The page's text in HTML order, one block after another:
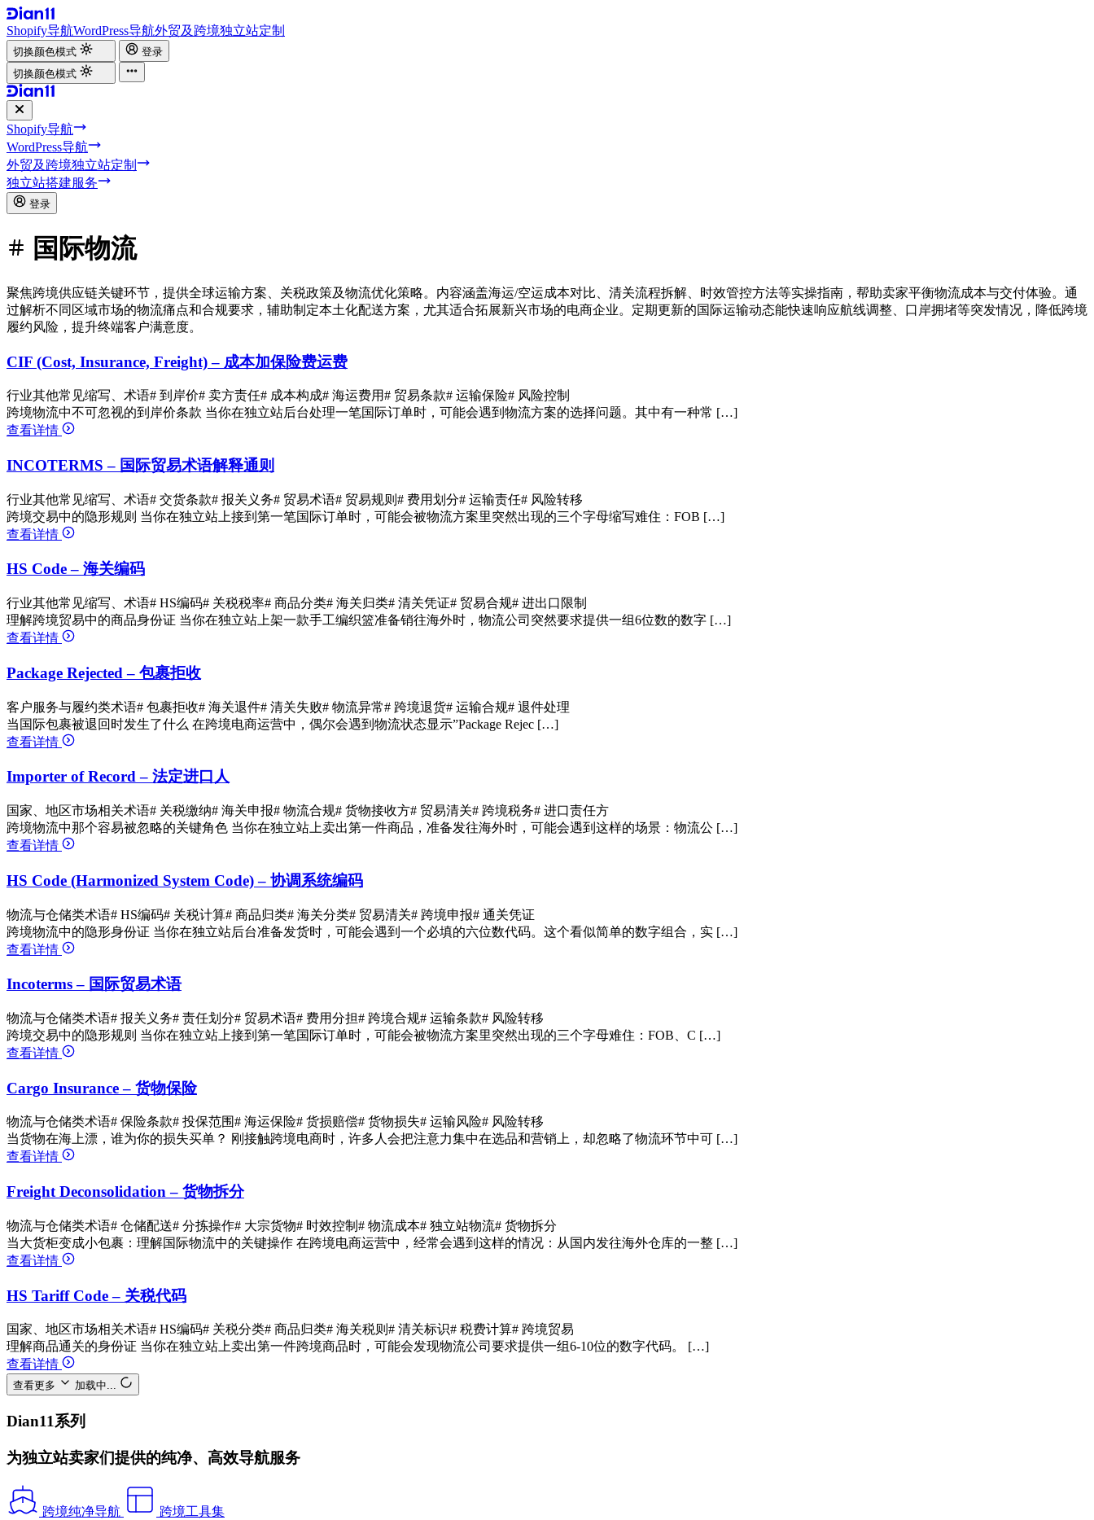
Shopify导航WordPress导航外贸及跨境独立站定制
切换颜色模式
登录
切换颜色模式
Shopify导航
WordPress导航
外贸及跨境独立站定制
独立站搭建服务
登录
国际物流
聚焦跨境供应链关键环节，提供全球运输方案、关税政策及物流优化策略。内容涵盖海运/空运成本对比、清关流程拆解、时效管控方法等实操指南，帮助卖家平衡物流成本与交付体验。通
过解析不同区域市场的物流痛点和合规要求，辅助制定本土化配送方案，尤其适合拓展新兴市场的电商企业。定期更新的国际运输动态能快速响应航线调整、口岸拥堵等突发情况，降低跨境
履约风险，提升终端客户满意度。
CIF (Cost, Insurance, Freight) – 成本加保险费运费
行业其他常见缩写、术语# 到岸价# 卖方责任# 成本构成# 海运费用# 贸易条款# 运输保险# 风险控制
跨境物流中不可忽视的到岸价条款 当你在独立站后台处理一笔国际订单时，可能会遇到物流方案的选择问题。其中有一种常 […]
查看详情
INCOTERMS – 国际贸易术语解释通则
行业其他常见缩写、术语# 交货条款# 报关义务# 贸易术语# 贸易规则 # 费用划分# 运输责任# 风险转移
跨境交易中的隐形规则 当你在独立站上接到第一笔国际订单时，可能会被物流方案里突然出现的三个字母缩写难住：FOB […]
查看详情
HS Code – 海关编码
行业其他常见缩写、术语# HS编码# 关税税率# 商品分类# 海关归类# 清关凭证# 贸易合规# 进出口限制
理解跨境贸易中的商品身份证 当你在独立站上架一款手工编织篮准备销往海外时，物流公司突然要求提供一组6位数的数字 […]
查看详情
Package Rejected – 包裹拒收
客户服务与履约类术语# 包裹拒收# 海关退件# 清关失败# 物流异常# 跨境退货# 运输合规# 退件处理
当国际包裹被退回时发生了什么 在跨境电商运营中，偶尔会遇到物流状态显示”Package Rejec […]
查看详情
Importer of Record – 法定进口人
国家、地区市场相关术语# 关税缴纳# 海关申报# 物流合规# 货物接收方# 贸易清关# 跨境税务# 进口责任方
跨境物流中那个容易被忽略的关键角色 当你在独立站上卖出第一件商品，准备发往海外时，可能会遇到这样的场景：物流公 […]
查看详情
HS Code (Harmonized System Code) – 协调系统编码
物流与仓储类术语# HS编码# 关税计算# 商品归类# 海关分类# 贸易清关# 跨境申报# 通关凭证
跨境物流中的隐形身份证 当你在独立站后台准备发货时，可能会遇到一个必填的六位数代码。这个看似简单的数字组合，实 […]
查看详情
Incoterms – 国际贸易术语
物流与仓储类术语# 报关义务# 责任划分# 贸易术语# 费用分担# 跨境合规# 运输条款# 风险转移
跨境交易中的隐形规则 当你在独立站上接到第一笔国际订单时，可能会被物流方案里突然出现的三个字母难住：FOB、C […]
查看详情
Cargo Insurance – 货物保险
物流与仓储类术语# 保险条款# 投保范围# 海运保险# 货损赔偿# 货物损失# 运输风险# 风险转移
当货物在海上漂，谁为你的损失买单？ 刚接触跨境电商时，许多人会把注意力集中在选品和营销上，却忽略了物流环节中可 […]
查看详情
Freight Deconsolidation – 货物拆分
物流与仓储类术语# 仓储配送# 分拣操作# 大宗货物# 时效控制 # 物流成本# 独立站物流# 货物拆分
当大货柜变成小包裹：理解国际物流中的关键操作 在跨境电商运营中，经常会遇到这样的情况：从国内发往海外仓库的一整 […]
查看详情
HS Tariff Code – 关税代码
国家、地区市场相关术语# HS编码# 关税分类# 商品归类# 海关税则 # 清关标识# 税费计算# 跨境贸易
理解商品通关的身份证 当你在独立站上卖出第一件跨境商品时，可能会发现物流公司要求提供一组6-10位的数字代码。 […]
查看详情
查看更多 加载中...
Dian11系列
为独立站卖家们提供的纯净、高效导航服务
跨境纯净导航 跨境工具集